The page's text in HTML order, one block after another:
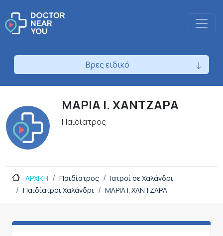
Βρες ειδικό
ΜΑΡΙΑ Ι. ΧΑΝΤΖΑΡΑ
Παιδίατρος
ΑΡΧΙΚΗ Παιδίατρος
Ιατροί σε Χαλάνδρι
Παιδίατροι Χαλάνδρι
ΜΑΡΙΑ Ι. ΧΑΝΤΖΑΡΑ